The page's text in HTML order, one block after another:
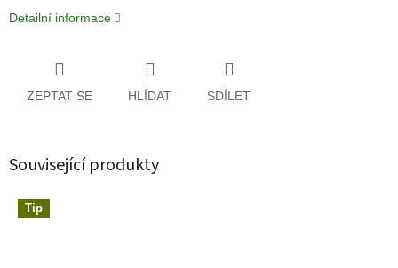
Detailní informace
ZEPTAT SE HLÍDAT SDÍLET
Související produkty
Tip